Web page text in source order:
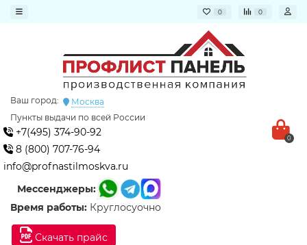
0 0
Скачать прайс
Ваш город:
Москва
Пункты выдачи по всей России
+7(495) 374-90-92
8 (800) 707-76-94
info@profnastilmoskva.ru
Мессенджеры:
Время работы: Круглосуочно
0